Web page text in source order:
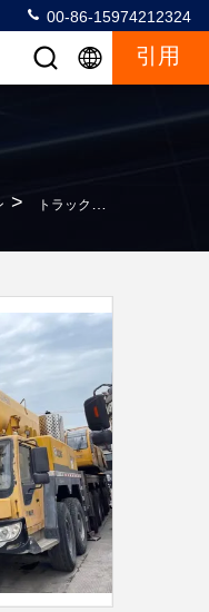
00-86-15974212324
引用
> トラックのリフティング機器に使用される400トンの移動クレーン 折りたたみ容量ソリューション